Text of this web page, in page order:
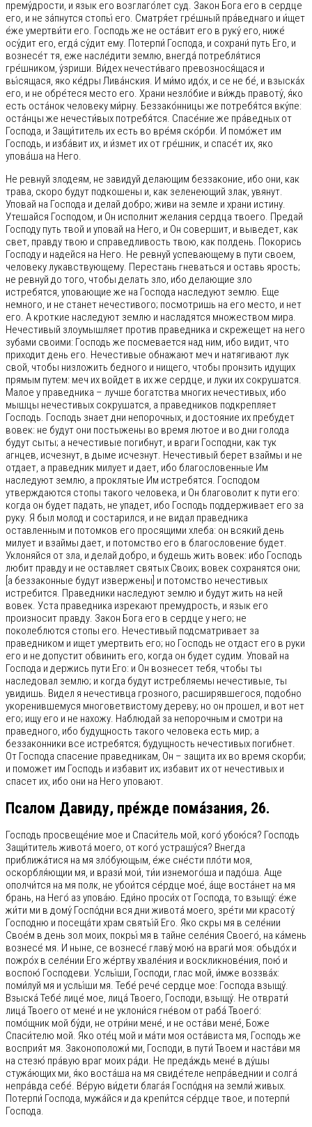
прему́дрости, и язык его возглаго́лет суд. Закон Бога его в сердце
его, и не за́пнутся стопы́ его. Сматря́ет гре́шный пра́веднаго и и́щет
е́же умертви́ти его. Господь же не оста́вит его в руку́ его, ниже́
осу́дит его, егда́ су́дит ему. Потерпи́ Господа, и сохрани́ путь Его, и
вознесе́т тя, еже насле́дити землю, внегда́ потребля́тися
гре́шником, у́зриши. Ви́дех нечести́ваго превознося́щася и
вы́сящася, яко ке́дры Лива́нския. И ми́мо идо́х, и се не бе́, и взыска́х
его, и не обре́теся место его. Храни незло́бие и ви́ждь правоту́, я́ко
есть оста́нок человеку ми́рну. Беззако́нницы же потребя́тся вку́пе:
оста́нцы же нечести́вых потребя́тся. Спасе́ние же пра́ведных от
Господа, и Защи́титель их есть во вре́мя ско́рби. И помо́жет им
Господь, и изба́вит их, и и́змет их от гре́шник, и спасе́т их, яко
упова́ша на Него.
Не ревнуй злодеям, не завидуй делающим беззаконие, ибо они, как
трава, скоро будут подкошены и, как зеленеющий злак, увянут.
Уповай на Господа и делай добро; живи на земле и храни истину.
Утешайся Господом, и Он исполнит желания сердца твоего. Предай
Господу путь твой и уповай на Него, и Он совершит, и выведет, как
свет, правду твою и справедливость твою, как полдень. Покорись
Господу и надейся на Него. Не ревнуй успевающему в пути своем,
человеку лукавствующему. Перестань гневаться и оставь ярость;
не ревнуй до того, чтобы делать зло, ибо делающие зло
истребятся, уповающие же на Господа наследуют землю. Еще
немного, и не станет нечестивого; посмотришь на его место, и нет
его. А кроткие наследуют землю и насладятся множеством мира.
Нечестивый злоумышляет против праведника и скрежещет на него
зубами своими: Господь же посмевается над ним, ибо видит, что
приходит день его. Нечестивые обнажают меч и натягивают лук
свой, чтобы низложить бедного и нищего, чтобы пронзить идущих
прямым путем: меч их войдет в их же сердце, и луки их сокрушатся.
Малое у праведника – лучше богатства многих нечестивых, ибо
мышцы нечестивых сокрушатся, а праведников подкрепляет
Господь. Господь знает дни непорочных, и достояние их пребудет
вовек: не будут они постыжены во время лютое и во дни голода
будут сыты; а нечестивые погибнут, и враги Господни, как тук
агнцев, исчезнут, в дыме исчезнут. Нечестивый берет взаймы и не
отдает, а праведник милует и дает, ибо благословенные Им
наследуют землю, а проклятые Им истребятся. Господом
утверждаются стопы такого человека, и Он благоволит к пути его:
когда он будет падать, не упадет, ибо Господь поддерживает его за
руку. Я был молод и состарился, и не видал праведника
оставленным и потомков его просящими хлеба: он всякий день
милует и взаймы дает, и потомство его в благословение будет.
Уклоняйся от зла, и делай добро, и будешь жить вовек: ибо Господь
любит правду и не оставляет святых Своих; вовек сохранятся они;
[а беззаконные будут извержены] и потомство нечестивых
истребится. Праведники наследуют землю и будут жить на ней
вовек. Уста праведника изрекают премудрость, и язык его
произносит правду. Закон Бога его в сердце у него; не
поколеблются стопы его. Нечестивый подсматривает за
праведником и ищет умертвить его; но Господь не отдаст его в руки
его и не допустит обвинить его, когда он будет судим. Уповай на
Господа и держись пути Его: и Он вознесет тебя, чтобы ты
наследовал землю; и когда будут истребляемы нечестивые, ты
увидишь. Видел я нечестивца грозного, расширявшегося, подобно
укоренившемуся многоветвистому дереву; но он прошел, и вот нет
его; ищу его и не нахожу. Наблюдай за непорочным и смотри на
праведного, ибо будущность такого человека есть мир; а
беззаконники все истребятся; будущность нечестивых погибнет.
От Господа спасение праведникам, Он – защита их во время скорби;
и поможет им Господь и избавит их; избавит их от нечестивых и
спасет их, ибо они на Него уповают.
Псалом Давиду, пре́жде пома́зания, 26.
Господь просвеще́ние мое и Спаси́тель мой, кого́ убою́ся? Господь
Защи́титель живота́ моего, от кого́ устрашу́ся? Внегда
приближа́тися на мя зло́бующым, е́же сне́сти пло́ти моя,
оскорбля́ющии мя, и врази́ мои́, ти́и изнемого́ша и падо́ша. Аще
ополчи́тся на мя полк, не убои́тся се́рдце мое́, а́ще воста́нет на мя
брань, на Него́ аз упова́ю. Еди́но проси́х от Господа, то взыщу́: е́же
жи́ти ми в дому́ Госпо́дни вся дни живота́ моего, зре́ти ми красоту́
Господню и посеща́ти храм святы́й Его. Яко скры мя в селе́нии
Свое́м в день зол моих, покры́ мя в тайне селе́ния Своего́, на ка́мень
вознесе́ мя. И ныне, се вознесе́ главу́ мою́ на враги́ моя: обыдо́х и
пожро́х в селе́нии Его же́ртву хвале́ния и воскликнове́ния, пою́ и
воспою́ Господеви. Услы́ши, Господи, глас мой, и́мже воззва́х:
поми́луй мя и услы́ши мя. Тебе́ рече́ сердце мое: Господа взыщу́.
Взыска́ Тебе́ лице́ мое, лица́ Твоего, Господи, взыщу́. Не отврати́
лица́ Твоего от мене́ и не уклони́ся гне́вом от раба́ Твоего́:
помо́щник мой бу́ди, не отри́ни мене́, и не оста́ви мене́, Боже
Спаси́телю мой. Яко оте́ц мой и ма́ти моя оста́виста мя, Господь же
восприя́т мя. Законоположи́ ми, Господи, в пути́ Твоем и наста́ви мя
на стезю́ пра́вую враг моих ра́ди. Не преда́ждь мене́ в ду́шы
стужа́ющих ми, я́ко воста́ша на мя свиде́теле непра́веднии и солга́
непра́вда себе́. Ве́рую ви́дети блага́я Госпо́дня на земли́ живых.
Потерпи́ Господа, мужа́йся и да крепи́тся се́рдце твое, и потерпи́
Господа.